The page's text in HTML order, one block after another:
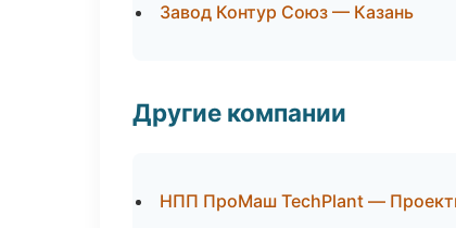
Завод Контур Союз — Казань
Другие компании
НПП ПроМаш TechPlant —